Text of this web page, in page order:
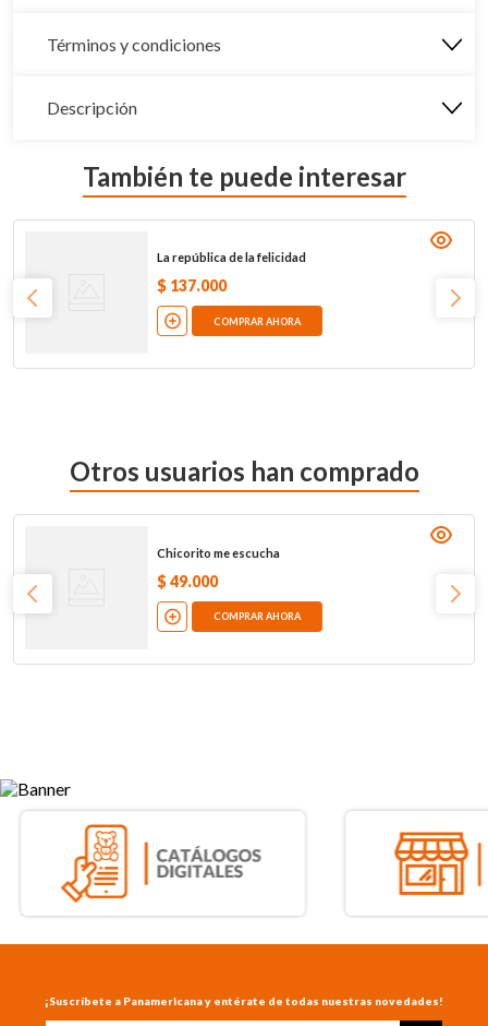
Términos y condiciones
Descripción
También te puede interesar
La república de la felicidad
$ 137.000
COMPRAR AHORA
Otros usuarios han comprado
Chicorito me escucha
$ 49.000
COMPRAR AHORA
¡Suscríbete a Panamericana y entérate de todas nuestras novedades!